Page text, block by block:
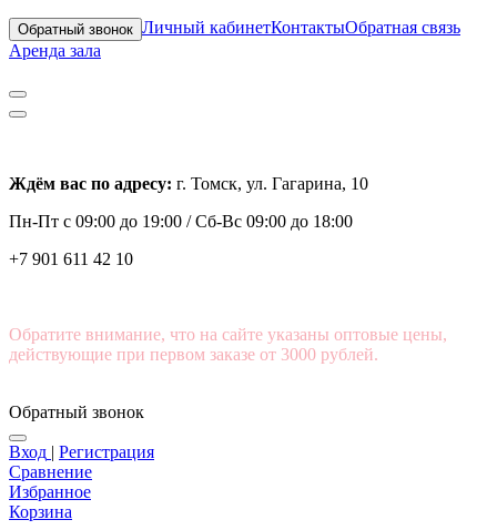
Обратный звонок Личный кабинетКонтактыОбратная связь
Аренда зала
Ждём вас по адресу: г. Томск, ул. Гагарина, 10
Пн-Пт с 09:00 до 19:00 /Сб-Вс 09:00 до 18:00
+7 901 611 42 10
Обратите внимание, что на сайте указаны оптовые цены,
действующие при первом заказе от 3000 рублей.
Обратный звонок
Вход | Регистрация
Сравнение
Избранное
Корзина